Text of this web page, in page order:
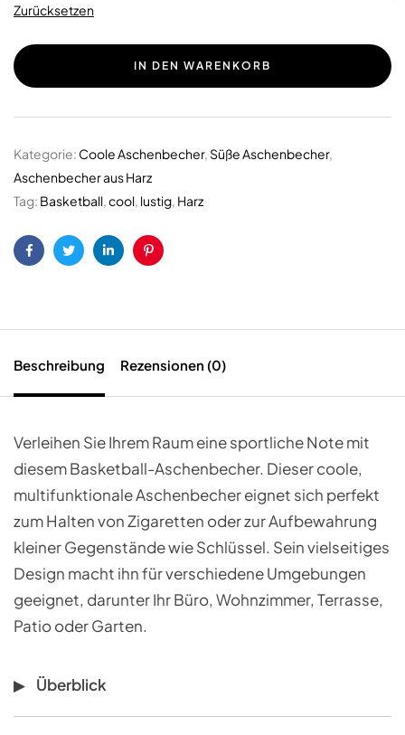
Zurücksetzen
IN DEN WARENKORB
Kategorie: Coole Aschenbecher, Süße Aschenbecher,
Aschenbecher aus Harz
Tag: Basketball,cool, lustig, Harz
FacebookTwitterLinkedInPinterest
Beschreibung Rezensionen (0)
Verleihen Sie Ihrem Raum eine sportliche Note mit
diesem Basketball-Aschenbecher. Dieser coole,
multifunktionale Aschenbecher eignet sich perfekt
zum Halten von Zigaretten oder zur Aufbewahrung
kleiner Gegenstände wie Schlüssel. Sein vielseitiges
Design macht ihn für verschiedene Umgebungen
geeignet, darunter Ihr Büro, Wohnzimmer, Terrasse,
Patio oder Garten.
Überblick